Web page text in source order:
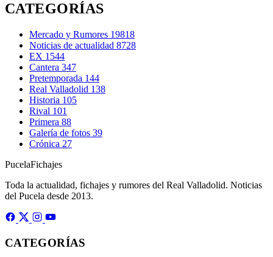
CATEGORÍAS
Mercado y Rumores 19818
Noticias de actualidad 8728
EX 1544
Cantera 347
Pretemporada 144
Real Valladolid 138
Historia 105
Rival 101
Primera 88
Galería de fotos 39
Crónica 27
PucelaFichajes
Toda la actualidad, fichajes y rumores del Real Valladolid. Noticias
del Pucela desde 2013.
CATEGORÍAS